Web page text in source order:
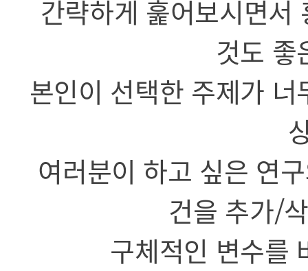
간략하게 훑어보시면서
것도 좋
본인이 선택한 주제가
여러분이 하고 싶은 연
건을 추가/
구체적인 변수를